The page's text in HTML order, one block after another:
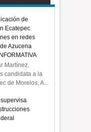
de
Ecatepec
en redes
Azucena
Martínez,
candidata a la
de Morelos, A...